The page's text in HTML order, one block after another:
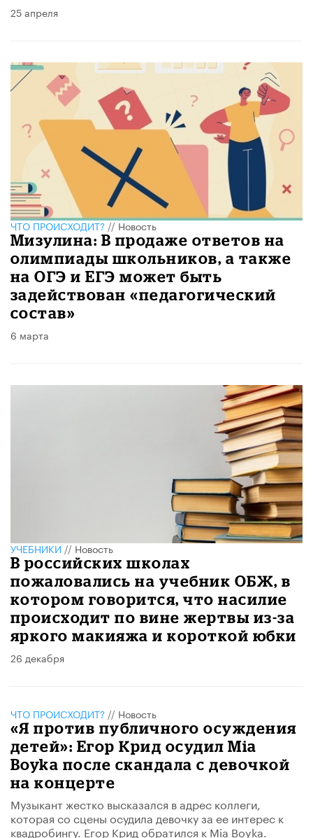
25 апреля
ЧТО ПРОИСХОДИТ?//Новость
Мизулина: В продаже ответов на
олимпиады школьников, а также
на ОГЭ и ЕГЭ может быть
задействован «педагогический
состав»
6 марта
УЧЕБНИКИ//Новость
В российских школах
пожаловались на учебник ОБЖ, в
котором говорится, что насилие
происходит по вине жертвы из-за
яркого макияжа и короткой юбки
26 декабря
ЧТО ПРОИСХОДИТ? // Новость
«Я против публичного осуждения
детей»: Егор Крид осудил Mia
Boyka после скандала с девочкой
на концерте
Музыкант жестко высказался в адрес коллеги,
которая со сцены осудила девочку за ее интерес к
квадробингу. Егор Крид обратился к Mia Boyka.